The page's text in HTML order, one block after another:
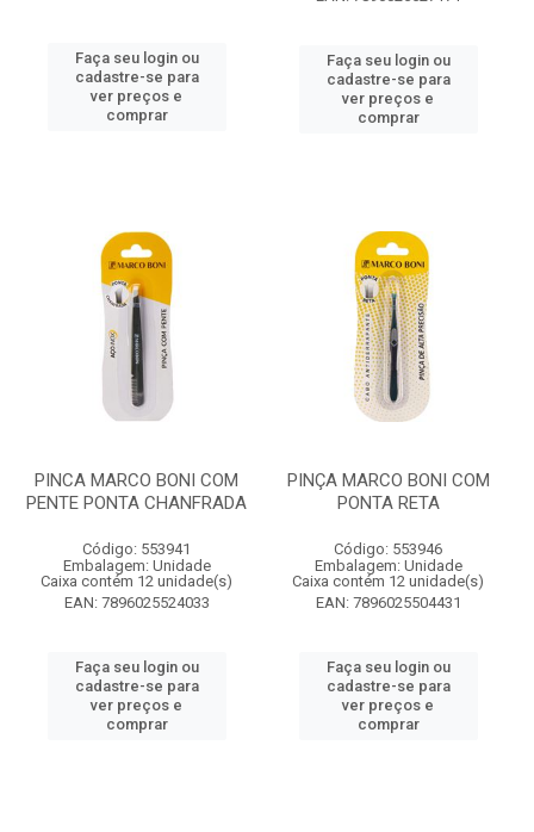
Faça seu login ou
cadastre-se para
ver preços e
comprar
Faça seu login ou
cadastre-se para
ver preços e
comprar
PINCA MARCO BONI COM
PENTE PONTA CHANFRADA
Código: 553941
Embalagem: Unidade
Caixa contém 12 unidade(s)
EAN: 7896025524033
Faça seu login ou
cadastre-se para
ver preços e
comprar
PINÇA MARCO BONI COM
PONTA RETA
Código: 553946
Embalagem: Unidade
Caixa contém 12 unidade(s)
EAN: 7896025504431
Faça seu login ou
cadastre-se para
ver preços e
comprar